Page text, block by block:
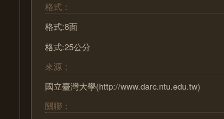
格式：
格式:8面
格式:25公分
來源：
國立臺灣大學(http://www.darc.ntu.edu.tw)
關聯：